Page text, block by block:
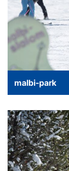
malbi-park